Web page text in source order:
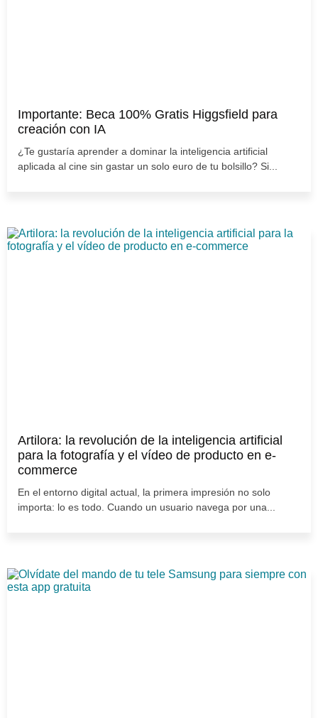
Importante: Beca 100% Gratis Higgsfield para
creación con IA
¿Te gustaría aprender a dominar la inteligencia artificial
aplicada al cine sin gastar un solo euro de tu bolsillo? Si...
Artilora: la revolución de la inteligencia artificial
para la fotografía y el vídeo de producto en e-
commerce
En el entorno digital actual, la primera impresión no solo
importa: lo es todo. Cuando un usuario navega por una...